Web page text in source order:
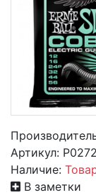
Артикул:
Наличие:
В заметки